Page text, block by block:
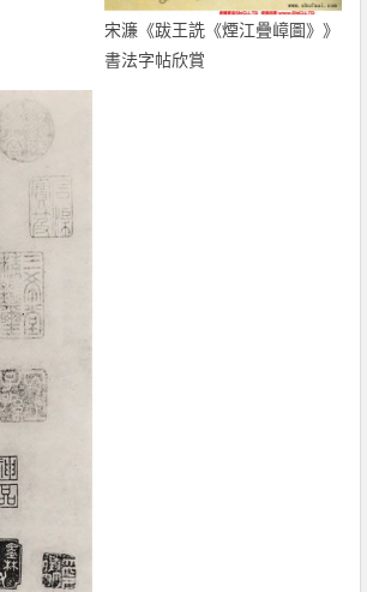
宋濂《跋王詵《煙江疊嶂圖》》
書法字帖欣賞